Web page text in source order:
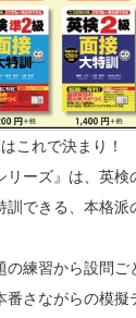
これで決まり！
リーズ』は、英
訓できる、本格
の練習から設問
番さながらの模擬